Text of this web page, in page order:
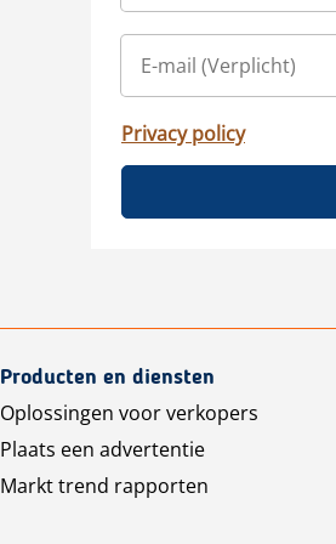
Privacy policy
Producten en diensten
Oplossingen voor verkopers
Plaats een advertentie
Markt trend rapporten